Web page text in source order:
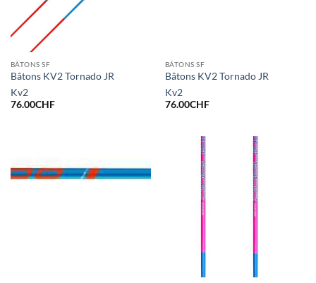
BÂTONS SF
Bâtons KV2 Tornado JR
Kv2
76.00CHF
BÂTONS SF
Bâtons KV2 Tornado JR
Kv2
76.00CHF